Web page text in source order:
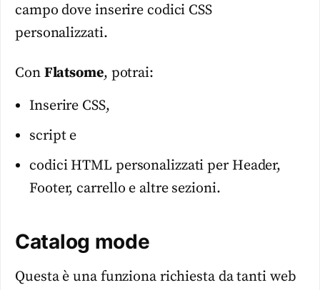
campo dove inserire codici CSS
personalizzati.
Con Flatsome, potrai:
Inserire CSS,
script e
codici HTML personalizzati per Header,
Footer, carrello e altre sezioni.
Catalog mode
Questa è una funziona richiesta da tanti web